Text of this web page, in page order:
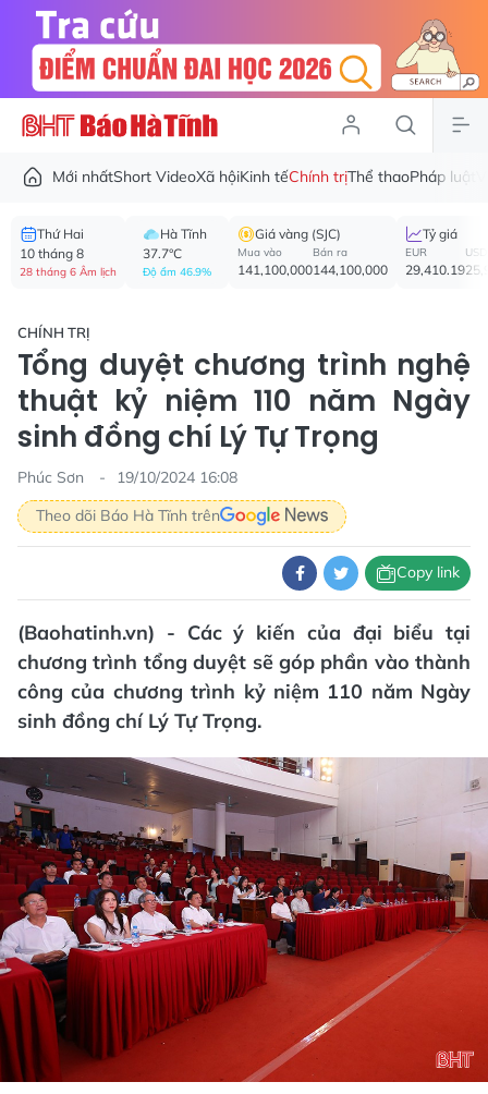
Mới nhấtShort VideoXã hộiKinh tếChính trịThể thaoPháp luật
Thứ Hai
10 tháng 8
28 tháng 6 Âm lịch
Hà Tĩnh
37.7°C
Độ ẩm 46.9%
Giá vàng (SJC)
Mua vào
141,100,000
Bán ra
144,100,000
Tỷ giá
EUR
29,410.19
USD
CHÍNH TRỊ
Tổng duyệt chương trình nghệ
thuật kỷ niệm 110 năm Ngày
sinh đồng chí Lý Tự Trọng
Phúc Sơn
19/10/2024 16:08
Theo dõi Báo Hà Tĩnh trên
Copy link
(Baohatinh.vn) - Các ý kiến của đại biểu tại
chương trình tổng duyệt sẽ góp phần vào thành
công của chương trình kỷ niệm 110 năm Ngày
sinh đồng chí Lý Tự Trọng.